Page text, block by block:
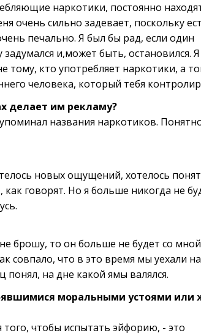
наркотики, постоянно
очень сильно задевает, поскольку
печально. Я был бы рад, если один
и,может быть, остановился. Я
тому, кто употребляет наркотики, а
человека, который тебя
делает им рекламу?
названия наркотиков.
новых ощущений, хотелось
говорят. Но я больше никогда не
брошу, то он больше не будет со мной
совпало, что в это время мы уехали
понял, на дне какой ямы валялся.
моральными устоями или
чтобы испытать эйфорию, - это